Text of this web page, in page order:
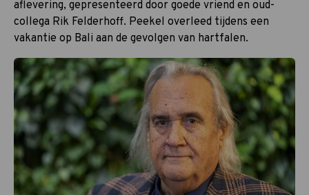
aflevering, gepresenteerd door goede vriend en oud-
collega Rik Felderhoff. Peekel overleed tijdens een
vakantie op Bali aan de gevolgen van hartfalen.